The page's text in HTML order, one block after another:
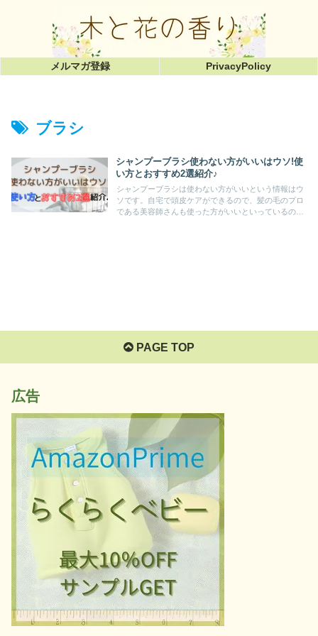
メルマガ登録 PrivacyPolicy
ブラシ
シャンプーブラシ使わない方がいいはウソ!使
い方とおすすめ2選紹介♪
シャンプーブラシは使わない方がいいという情報はウ
ソです。自宅で頭皮ケアができるので、髪の毛のプロ
である美容師さんも使った方がいいといっているので
PAGE TOP
広告